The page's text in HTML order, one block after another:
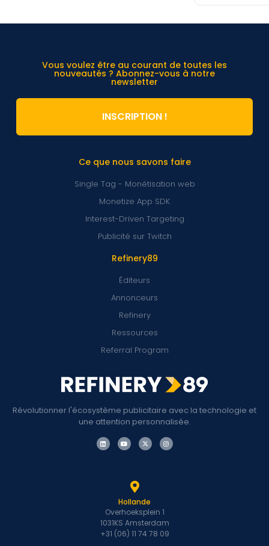
Révolutionner l'écosystème publicitaire avec la technologie et
une attention personnalisée.
Refinery89
Éditeurs
Annonceurs
Refinery
Ressources
Referral Program
Ce que nous savons faire
Single Tag - Monétisation web
Monetize App SDK
Interest-Driven Targeting
Publicité sur Twitch
Vous voulez être au courant de toutes les
nouveautés ? Abonnez-vous à notre
newsletter
INSCRIPTION !
Hollande
Overhoeksplein 1
1031KS Amsterdam
+31 (06) 11 74 78 09